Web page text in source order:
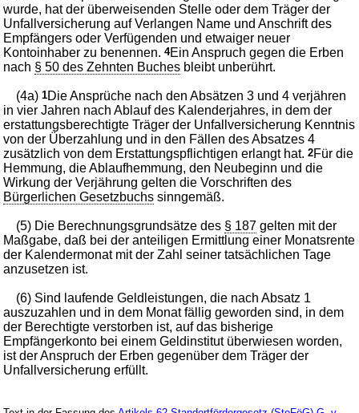
wurde, hat der überweisenden Stelle oder dem Träger der
Unfallversicherung auf Verlangen Name und Anschrift des
Empfängers oder Verfügenden und etwaiger neuer
Kontoinhaber zu benennen.4Ein Anspruch gegen die Erben
nach § 50 des Zehnten Buches bleibt unberührt.
(4a)1Die Ansprüche nach den Absätzen 3 und 4 verjähren
in vier Jahren nach Ablauf des Kalenderjahres, in dem der
erstattungsberechtigte Träger der Unfallversicherung Kenntnis
von der Überzahlung und in den Fällen des Absatzes 4
zusätzlich von dem Erstattungspflichtigen erlangt hat.2Für die
Hemmung, die Ablaufhemmung, den Neubeginn und die
Wirkung der Verjährung gelten die Vorschriften des
Bürgerlichen Gesetzbuchs sinngemäß.
(5) Die Berechnungsgrundsätze des § 187 gelten mit der
Maßgabe, daß bei der anteiligen Ermittlung einer Monatsrente
der Kalendermonat mit der Zahl seiner tatsächlichen Tage
anzusetzen ist.
(6) Sind laufende Geldleistungen, die nach Absatz 1
auszuzahlen und in dem Monat fällig geworden sind, in dem
der Berechtigte verstorben ist, auf das bisherige
Empfängerkonto bei einem Geldinstitut überwiesen worden,
ist der Anspruch der Erben gegenüber dem Träger der
Unfallversicherung erfüllt.